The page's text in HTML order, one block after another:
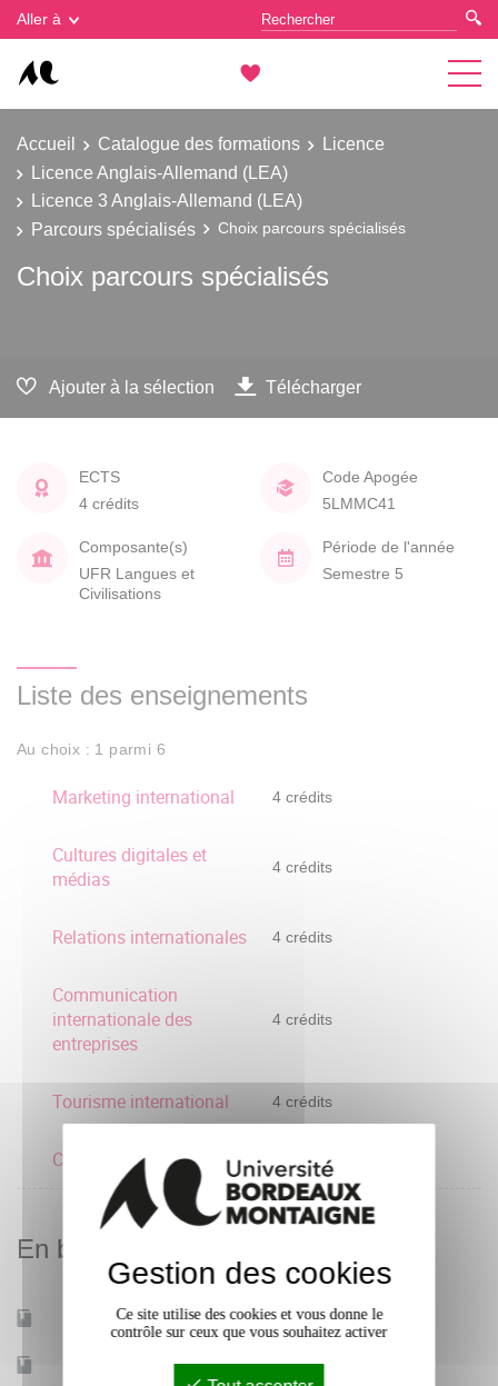
Aller à
Accueil Catalogue des formations
Licence
Licence Anglais-Allemand (LEA)
Licence 3 Anglais-Allemand (LEA)
Parcours spécialisés
Choix parcours spécialisés
Choix parcours spécialisés
Ajouter à la sélection Télécharger
ECTS
4 crédits
Code Apogée
5LMMC41
Composante(s)
UFR Langues et
Civilisations
Période de l'année
Semestre 5
Liste des enseignements
Au choix : 1 parmi 6
Marketing international 4 crédits
Cultures digitales et
médias
4 crédits
Relations internationales 4 crédits
Communication
internationale des
entreprises
4 crédits
Tourisme international 4 crédits
Commerce international 4 crédits
En bref
Mobilité d'études Oui
Accessible à distance Non
Gestion des cookies
Gestion des cookies
Ce site utilise des cookies et vous donne le
contrôle sur ceux que vous souhaitez activer